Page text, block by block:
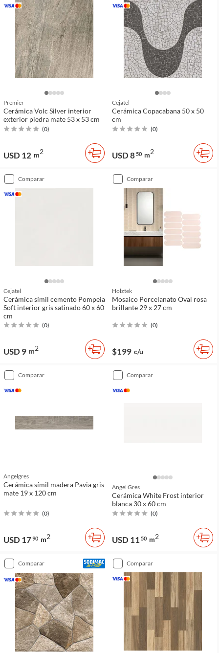
Premier
Cerámica Volc Silver interior
exterior piedra mate 53 x 53 cm
(0)
USD 12 m2
Cejatel
Cerámica Copacabana 50 x 50
cm
(0)
USD 8 50 m2
comparar
Cejatel
Cerámica símil cemento Pompeia
Soft interior gris satinado 60 x 60
cm
(0)
USD 9 m2
comparar
Holztek
Mosaico Porcelanato Oval rosa
brillante 29 x 27 cm
(0)
$199 c/u
comparar
Angelgres
Cerámica símil madera Pavia gris
mate 19 x 120 cm
(0)
USD 1790 m2
comparar
Angel Gres
Cerámica White Frost interior
blanca 30 x 60 cm
(0)
USD 11 50 m2
comparar comparar